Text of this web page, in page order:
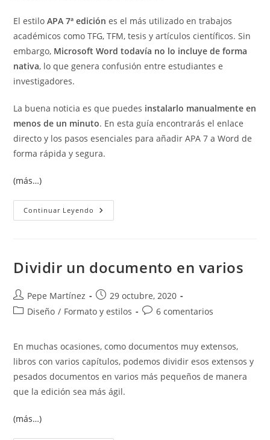
El estiloAPA 7ª edición es el más utilizado en trabajos
académicos como TFG, TFM, tesis y artículos científicos. Sin
embargo, Microsoft Word todavía no lo incluye de forma
nativa, lo que genera confusión entre estudiantes e
investigadores.
La buena noticia es que puedes instalarlo manualmente en
menos de un minuto. En esta guía encontrarás el enlace
directo y los pasos esenciales para añadir APA 7 a Word de
forma rápida y segura.
(más…)
Continuar Leyendo Cómo
Añadir
Edición
A
Dividir un documento en varios
Autor
de
Pepe Martínez
Publicación
de
la
29 octubre, 2020
Categoría
entrada:
Diseño / Formato y estilos
Comentarios
entrada:
6 comentarios
En muchas ocasiones, como documentos muy extensos,
libros con varios capítulos, podemos dividir esos extensos y
pesados documentos en varios más pequeños de manera
que la edición sea más ágil.
(más…)